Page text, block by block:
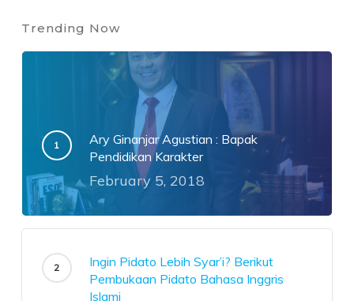
Trending Now
Ary Ginanjar Agustian : Bapak
Pendidikan Karakter
February 5, 2018
Ingin Pidato Lebih Syar’i? Berikut
Pembukaan Pidato Bahasa Inggris
Islami